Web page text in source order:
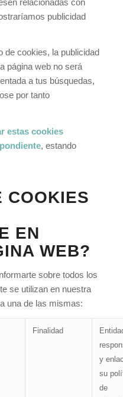
publicidad
de cookies, la publicidad
página web no será
a tus búsquedas,
por tanto
estas cookies
, estando
COOKIES
EN
WEB?
sobre todos los
se utilizan en nuestra
una de las mismas:
Finalidad
y
su
de